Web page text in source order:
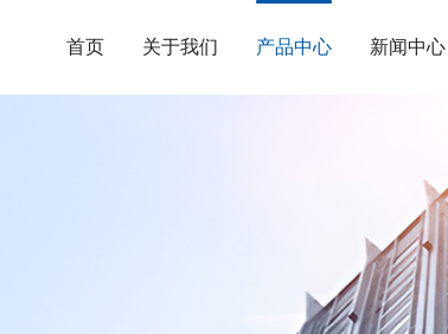
首页 关于我们 产品中心 新闻中心